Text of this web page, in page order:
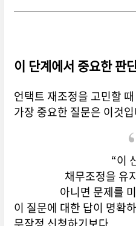
이 단계에서 중요한 판
언택트 재조정을 고민할 때
가장 중요한 질문은 이것
“이
채무조정을 유
아니면 문제를
이 질문에 대한 답이 명확